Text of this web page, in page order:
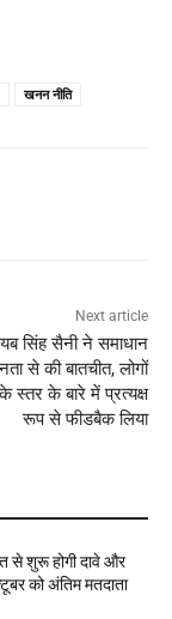
खनन नीति
Next article
सिंह सैनी ने समाधान
से की बातचीत, लोगों
स्तर के बारे में प्रत्यक्ष
रूप से फीडबैक लिया
से शुरू होगी दावे और
को अंतिम मतदाता